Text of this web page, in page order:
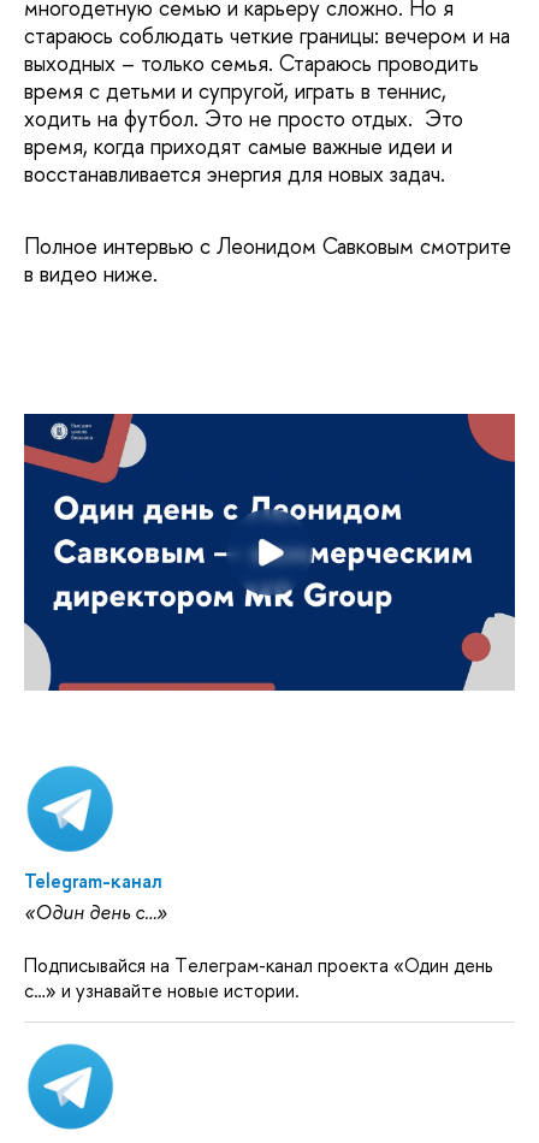
многодетную семью и карьеру сложно. Но я
стараюсь соблюдать четкие границы: вечером и на
выходных – только семья. Стараюсь проводить
время с детьми и супругой, играть в теннис,
ходить на футбол. Это не просто отдых. Это
время, когда приходят самые важные идеи и
восстанавливается энергия для новых задач.
Полное интервью с Леонидом Савковым смотрите
в видео ниже.
Telegram-канал
«Один день с…»
Подписывайся на Tелеграм-канал проекта «Один день
с…» и узнавайте новые истории.